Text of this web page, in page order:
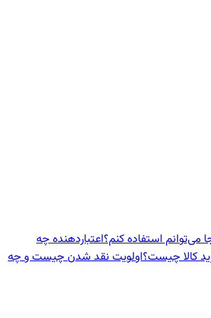
می‌توانم استفاده کنم؟اعتباردهنده‌ چه
کالا چیست؟اولویت نقد شدن چیست و چه